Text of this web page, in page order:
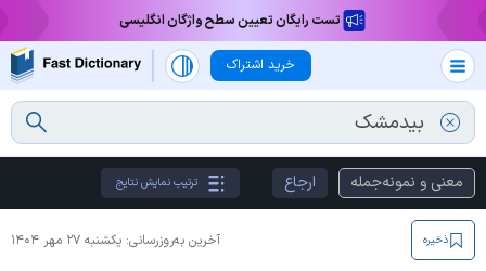
تست رایگان تعیین سطح واژگان انگلیسی
خرید اشتراک
معنی و نمونه‌جمله ارجاع ترتیب نمایش نتایج
آخرین به‌روزرسانی: یکشنبه ۲۷ مهر ۱۴۰۴ ذخیره